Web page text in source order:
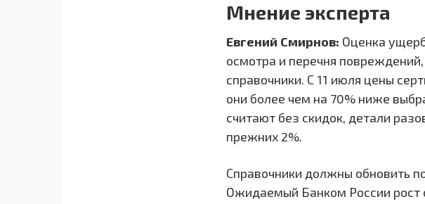
Мнение эксперта
Евгений Смирнов: Оценка
осмотра и перечня
справочники. С 11 июля цены
они более чем на 70% ниже
считают без скидок, детали
прежних 2%.
Справочники должны обновить
Ожидаемый Банком России рост